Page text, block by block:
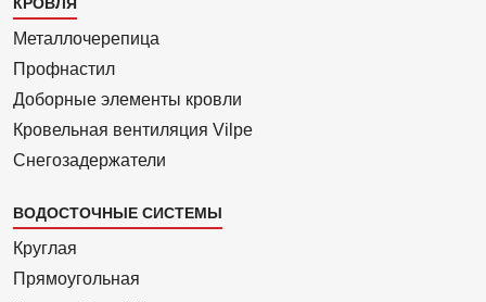
Каталог
1
Металлочерепица
Профнастил
Доборные элементы кровли
Кровельная вентиляция Vilpe
Снегозадержатели
ВОДОСТОЧНЫЕ СИСТЕМЫ
Круглая
Прямоуголь­ная